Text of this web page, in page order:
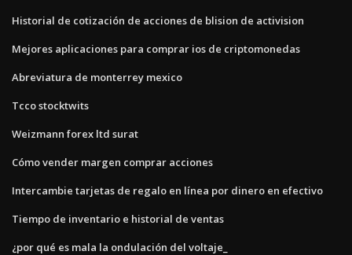
Historial de cotización de acciones de blision de activision
Mejores aplicaciones para comprar ios de criptomonedas
Abreviatura de monterrey mexico
Tcco stocktwits
Weizmann forex ltd surat
Cómo vender margen comprar acciones
Intercambie tarjetas de regalo en línea por dinero en efectivo
Tiempo de inventario e historial de ventas
¿por qué es mala la ondulación del voltaje_